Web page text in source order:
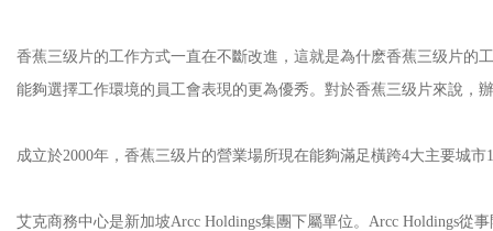
香蕉三级片的工作方式一直在不斷改進，這就是為什麽香蕉三级片的工
能夠選擇工作環境的員工會表現的更為優秀。對於香蕉三级片來說，辦
成立於2000年，香蕉三级片的營業場所現在能夠滿足橫跨4大主要城
艾克商務中心是新加坡Arcc Holdings集團下屬單位。Arcc Holdings